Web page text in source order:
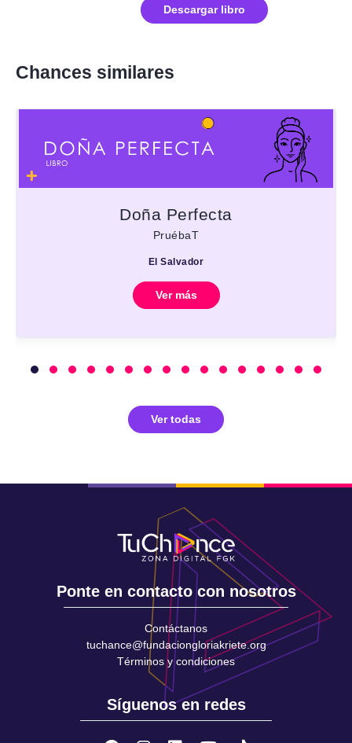
Descargar libro
Chances similares
Doña Perfecta
PruébaT
El Salvador
Ver más
Ver todas
Ponte en contacto con nosotros
Contáctanos
tuchance@fundaciongloriakriete.org
Términos y condiciones
Síguenos en redes